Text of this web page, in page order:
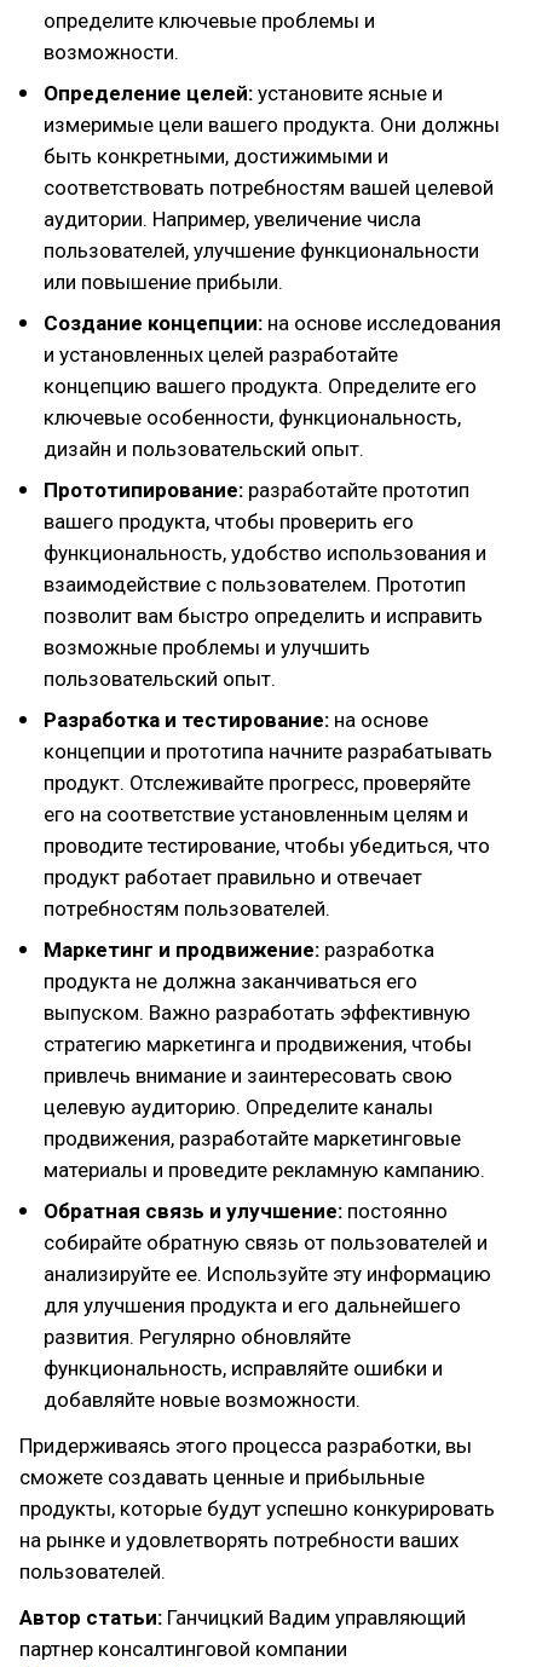
определите ключевые проблемы и
возможности.
Определение целей: установите ясные и
измеримые цели вашего продукта. Они должны
быть конкретными, достижимыми и
соответствовать потребностям вашей целевой
аудитории. Например, увеличение числа
пользователей, улучшение функциональности
или повышение прибыли.
Создание концепции: на основе исследования
и установленных целей разработайте
концепцию вашего продукта. Определите его
ключевые особенности, функциональность,
дизайн и пользовательский опыт.
Прототипирование: разработайте прототип
вашего продукта, чтобы проверить его
функциональность, удобство использования и
взаимодействие с пользователем. Прототип
позволит вам быстро определить и исправить
возможные проблемы и улучшить
пользовательский опыт.
Разработка и тестирование: на основе
концепции и прототипа начните разрабатывать
продукт. Отслеживайте прогресс, проверяйте
его на соответствие установленным целям и
проводите тестирование, чтобы убедиться, что
продукт работает правильно и отвечает
потребностям пользователей.
Маркетинг и продвижение: разработка
продукта не должна заканчиваться его
выпуском. Важно разработать эффективную
стратегию маркетинга и продвижения, чтобы
привлечь внимание и заинтересовать свою
целевую аудиторию. Определите каналы
продвижения, разработайте маркетинговые
материалы и проведите рекламную кампанию.
Обратная связь и улучшение: постоянно
собирайте обратную связь от пользователей и
анализируйте ее. Используйте эту информацию
для улучшения продукта и его дальнейшего
развития. Регулярно обновляйте
функциональность, исправляйте ошибки и
добавляйте новые возможности.
Придерживаясь этого процесса разработки, вы
сможете создавать ценные и прибыльные
продукты, которые будут успешно конкурировать
на рынке и удовлетворять потребности ваших
пользователей.
Автор статьи: Ганчицкий Вадим управляющий
партнер консалтинговой компании